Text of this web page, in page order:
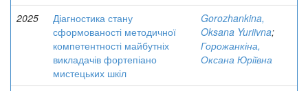
2025
Діагностика стану
сформованості методичної
компетентності майбутніх
викладачів фортепіано
мистецьких шкіл
Gorozhankina,
Oksana Yuriivna;
Горожанкіна,
Оксана Юріївна